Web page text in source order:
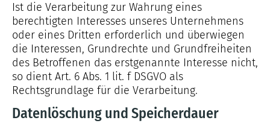
Ist die Verarbeitung zur Wahrung eines
berechtigten Interesses unseres Unternehmens
oder eines Dritten erforderlich und überwiegen
die Interessen, Grundrechte und Grundfreiheiten
des Betroffenen das erstgenannte Interesse nicht,
so dient Art. 6 Abs. 1 lit. f DSGVO als
Rechtsgrundlage für die Verarbeitung.
Datenlöschung und Speicherdauer